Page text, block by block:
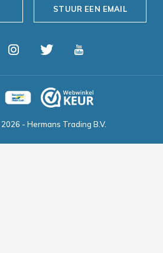
STUUR EEN EMAIL
2026 - Hermans Trading B.V.